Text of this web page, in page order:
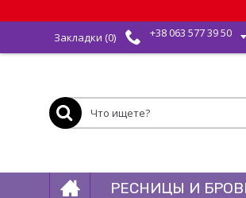
Закладки (0) +38 063 577 39 50
РЕСНИЦЫ И